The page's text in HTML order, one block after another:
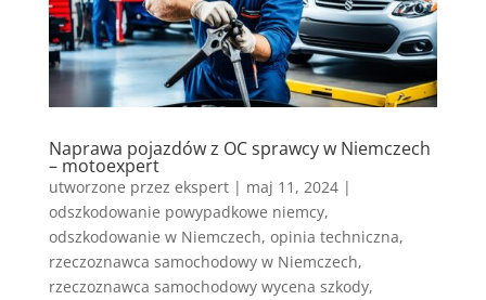
Naprawa pojazdów z OC sprawcy w Niemczech
– motoexpert
utworzone przez ekspert| maj 11, 2024|
odszkodowanie powypadkowe niemcy,
odszkodowanie w Niemczech, opinia techniczna,
rzeczoznawca samochodowy w Niemczech,
rzeczoznawca samochodowy wycena szkody,